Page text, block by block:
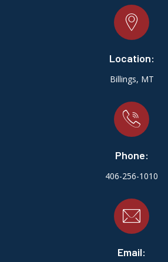
Location:
Billings, MT
Phone:
406-256-1010
Email: